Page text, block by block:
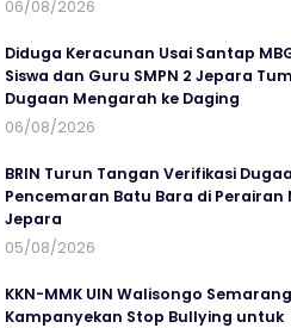
06/08/2026
Diduga Keracunan Usai Santap
Siswa dan Guru SMPN 2 Jepara
Dugaan Mengarah ke Daging
06/08/2026
BRIN Turun Tangan Verifikasi
Pencemaran Batu Bara di Perairan
Jepara
05/08/2026
KKN-MMK UIN Walisongo
Kampanyekan Stop Bullying untuk